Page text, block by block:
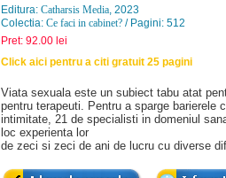
Editura: Catharsis Media, 2023
Colectia: Ce faci in cabinet? / Pagini: 512
Pret: 92.00 lei
Click aici pentru a citi gratuit 25 pagini
Viata sexuala este un subiect tabu atat
pentru terapeuti. Pentru a sparge barierele
intimitate, 21 de specialisti in domeniul
loc experienta lor
de zeci si zeci de ani de lucru cu diverse